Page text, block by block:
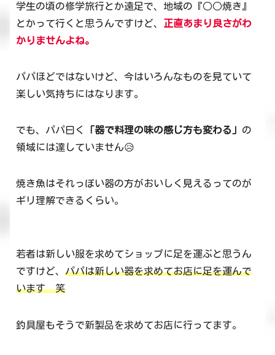
学生の頃の修学旅行とか遠足で、地域の『○○焼き』
とかって行くと思うんですけど、
正直あまり良さがわ
かりませんよね。
パパほどではないけど、今はいろんなものを見ていて
楽しい気持ちにはなります。
でも、パパ曰く 「器で料理の味の感じ方も変わる」 の
領域には達していません😥
焼き魚はそれっぽい器の方がおいしく見えるってのが
ギリ理解できるくらい。
若者は新しい服を求めてショップに足を運ぶと思うん
ですけど、 パパは新しい器を求めてお店に足を運んで
います 笑
釣具屋もそうで新製品を求めてお店に行ってます。